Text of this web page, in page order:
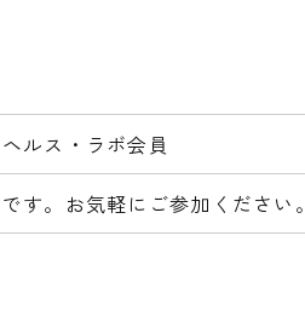
ルス・ラボ会員
す。お気軽にご参加ください。